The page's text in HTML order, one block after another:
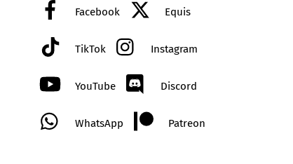
Facebook Equis
TikTok Instagram
YouTube Discord
WhatsApp Patreon